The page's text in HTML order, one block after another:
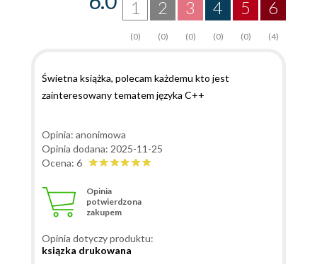
6
(4)
5
(0)
4
(0)
3
(0)
2
(0)
1
(0)
Świetna książka, polecam każdemu kto jest
zainteresowany tematem języka C++
Opinia: anonimowa
Opinia dodana: 2025-11-25
Ocena: 6
Opinia
potwierdzona
zakupem
Opinia dotyczy produktu:
ksiązka drukowana